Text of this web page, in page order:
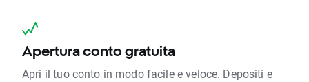
Apertura conto gratuita
Apri il tuo conto in modo facile e veloce. Depositi e